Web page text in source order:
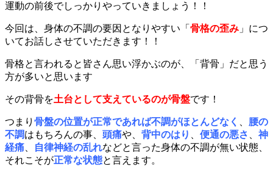
運動の前後でしっかりやっていきましょう！！
今回は、身体の不調の要因となりやすい「 骨格の歪み 」につ
いてお話しさせていただきます！！
骨格と言われると皆さん思い浮かぶのが、「背骨」だと思う
方が多いと思います
その背骨を土台として支えているのが骨盤です！
つまり 骨盤の位置が正常であれば不調がほとんどなく
腰の
不調はもちろんの事、 頭痛や、 背中のはり 便通の悪さ
神
経痛
自律神経の乱れなどと言った身体の不調が無い状態、
それこそが正常な状態と言えます。